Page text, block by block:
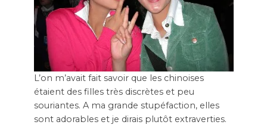
L’on m’avait fait savoir que les chinoises
étaient des filles très discrètes et peu
souriantes. A ma grande stupéfaction, elles
sont adorables et je dirais plutôt extraverties.